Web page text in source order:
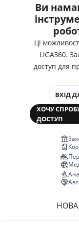
Ви
Ці
LIGA360.
доступ для
ВХІД
ХОЧУ
ДОСТУП
НОВА